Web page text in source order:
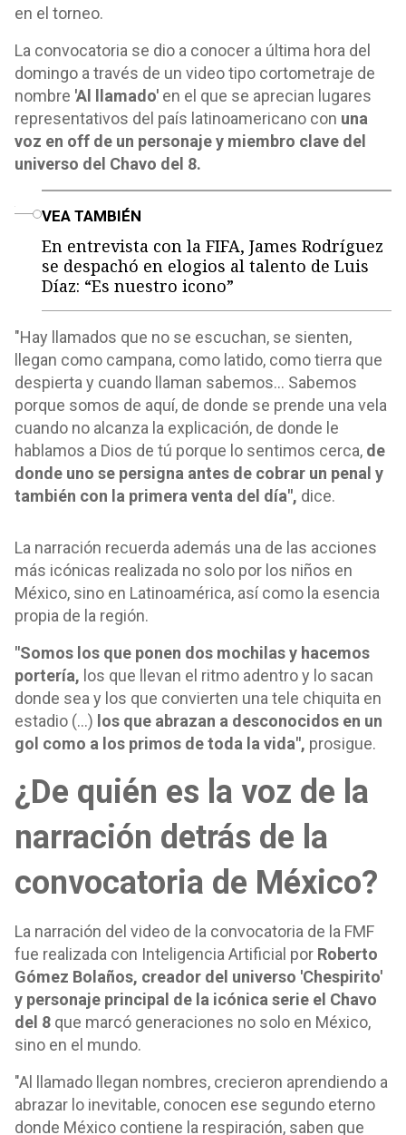
en el torneo.
La convocatoria se dio a conocer a última hora del
domingo a través de un video tipo cortometraje de
nombre 'Al llamado' en el que se aprecian lugares
representativos del país latinoamericano con una
voz en off de un personaje y miembro clave del
universo del Chavo del 8.
VEA TAMBIÉN
En entrevista con la FIFA, James Rodríguez
se despachó en elogios al talento de Luis
Díaz: “Es nuestro icono”
"Hay llamados que no se escuchan, se sienten,
llegan como campana, como latido, como tierra que
despierta y cuando llaman sabemos… Sabemos
porque somos de aquí, de donde se prende una vela
cuando no alcanza la explicación, de donde le
hablamos a Dios de tú porque lo sentimos cerca, de
donde uno se persigna antes de cobrar un penal y
también con la primera venta del día", dice.
La narración recuerda además una de las acciones
más icónicas realizada no solo por los niños en
México, sino en Latinoamérica, así como la esencia
propia de la región.
"Somos los que ponen dos mochilas y hacemos
portería, los que llevan el ritmo adentro y lo sacan
donde sea y los que convierten una tele chiquita en
estadio (…) los que abrazan a desconocidos en un
gol como a los primos de toda la vida", prosigue.
¿De quién es la voz de la
narración detrás de la
convocatoria de México?
La narración del video de la convocatoria de la FMF
fue realizada con Inteligencia Artificial por Roberto
Gómez Bolaños, creador del universo 'Chespirito'
y personaje principal de la icónica serie el Chavo
del 8 que marcó generaciones no solo en México,
sino en el mundo.
"Al llamado llegan nombres, crecieron aprendiendo a
abrazar lo inevitable, conocen ese segundo eterno
donde México contiene la respiración, saben que